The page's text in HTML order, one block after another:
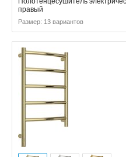
правый
Размер: 13 вариантов